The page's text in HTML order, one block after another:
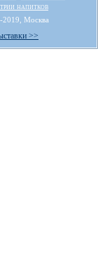
напитков
2019, Москва
>>